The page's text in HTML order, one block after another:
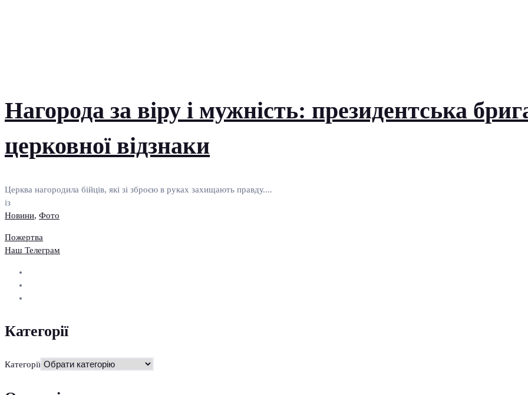
Нагорода за віру і мужність: президентська
церковної відзнаки
Церква нагородила бійців, які зі зброєю в руках захищають правду....
із
Новини, Фото
Пожертва
Наш Телеграм
Категорії
Категорії